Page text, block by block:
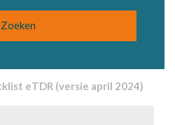
eTDR (versie april 2024)